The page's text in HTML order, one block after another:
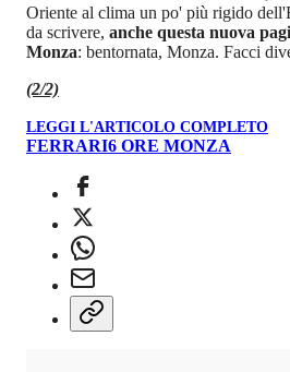
Oriente al clima un po' più rigido
da scrivere, anche questa nuova
Monza: bentornata, Monza. Facci
(2/2)
LEGGI L'ARTICOLO COMPLETO
FERRARI6 ORE MONZA